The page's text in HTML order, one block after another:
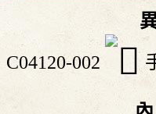
C04120-002